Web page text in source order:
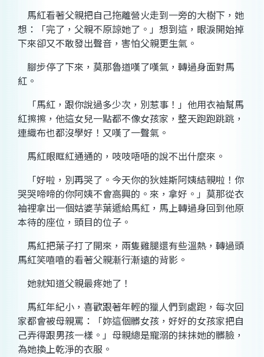
馬紅看著父親把自己拖離營火走到一旁的大樹下，她
想：「完了，父親不原諒她了。」想到這，眼淚開始掉
下來卻又不敢發出聲音，害怕父親更生氣。
腳步停了下來，莫那魯道嘆了嘆氣，轉過身面對馬
紅。
「馬紅，跟你說過多少次，別惹事！」他用衣袖幫馬
紅擦擦，他這女兒一點都不像女孩家，整天跑跑跳跳，
連織布也都沒學好！又嘆了一聲氣。
馬紅眼眶紅通通的，吱吱唔唔的說不出什麼來。
「好啦，別再哭了。今天你的狄娃斯阿姨結親啦！你
哭哭啼啼的你阿姨不會高興的。來，拿好。」莫那從衣
袖裡拿出一個姑婆芋葉遞給馬紅，馬上轉過身回到他原
本待的座位，頭目的位子。
馬紅把葉子打了開來，兩隻雞腿還有些溫熱，轉過頭
馬紅笑嘻嘻的看著父親漸行漸遠的背影。
她就知道父親最疼她了！
馬紅年紀小，喜歡跟著年輕的獵人們到處跑，每次回
家都會被母親罵：「妳這個髒女孩，好好的女孩家把自
己弄得跟男孩一樣。」母親總是寵溺的抹抹她的髒臉，
為她換上乾淨的衣服。